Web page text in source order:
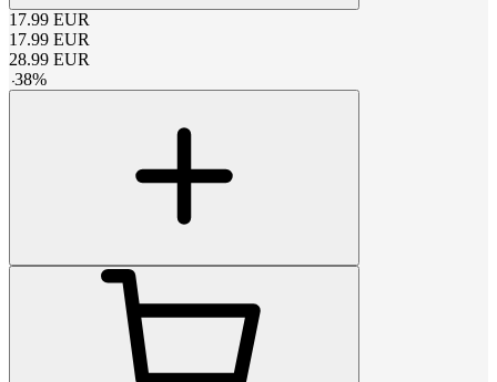
17.99 EUR
17.99 EUR
28.99 EUR
-38%